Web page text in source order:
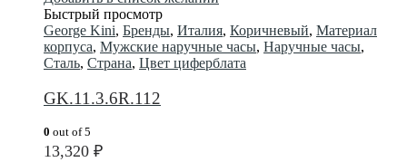
Быстрый просмотр
George Kini, Бренды, Италия, Коричневый, Материал
корпуса, Мужские наручные часы, Наручные часы,
Сталь, Страна, Цвет циферблата
GK.11.3.6R.112
0 out of 5
13,320 ₽